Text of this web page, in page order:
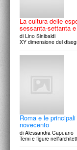
La cultura delle
sessanta-settanta
di Lino Sinibaldi
XY dimensione del
Roma e le
novecento
di Alessandra Capuano
Temi e figure